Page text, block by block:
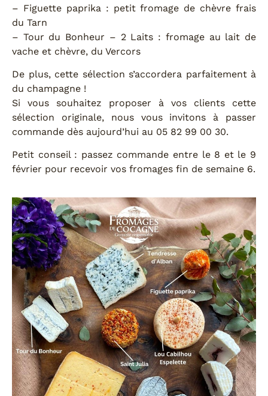
– Figuette paprika : petit fromage de chèvre frais
du Tarn
– Tour du Bonheur – 2 Laits : fromage au lait de
vache et chèvre, du Vercors
De plus, cette sélection s’accordera parfaitement à
du champagne !
Si vous souhaitez proposer à vos clients cette
sélection originale, nous vous invitons à passer
commande dès aujourd’hui au 05 82 99 00 30.
Petit conseil : passez commande entre le 8 et le 9
février pour recevoir vos fromages fin de semaine 6.